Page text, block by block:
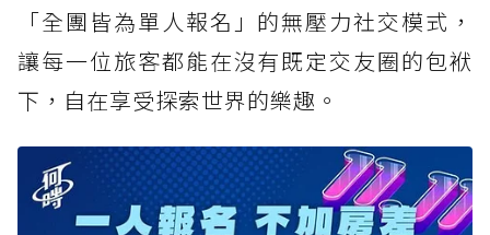
「全團皆為單人報名」的無壓力社交模式，
讓每一位旅客都能在沒有既定交友圈的包袱
下，自在享受探索世界的樂趣。